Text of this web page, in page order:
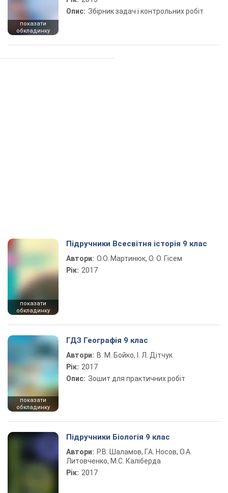
показати
обкладинку
Опис: Збірник задач і контрольних робіт
показати
обкладинку
Підручники Всесвітня історія 9 клас
Автори: О.О. Мартинюк, О. О. Гісем
Рік: 2017
показати
обкладинку
ГДЗ Географія 9 клас
Автори: В. М. Бойко, І. Л. Дітчук
Рік: 2017
Опис: Зошит для практичних робіт
Підручники Біологія 9 клас
Автори: Р.В. Шаламов, Г.А. Носов, О.А.
Литовченко, М.С. Каліберда
Рік: 2017